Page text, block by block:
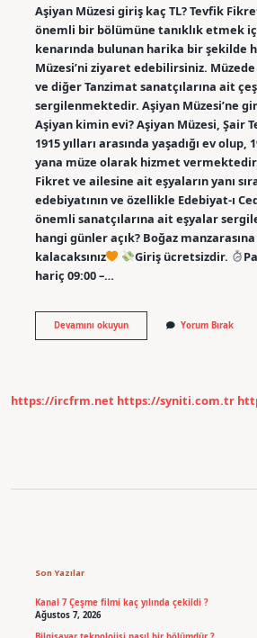
Aşiyan Müzesi giriş kaç TL? Tevfik
önemli bir bölümüne tanıklık etmek
kenarında bulunan harika bir şekilde
Müzesi’ni ziyaret edebilirsiniz.
ve diğer Tanzimat sanatçılarına ait
sergilenmektedir. Aşiyan Müzesi’ne
Aşiyan kimin evi? Aşiyan Müzesi, Şair
1915 yılları arasında yaşadığı ev olup,
yana müze olarak hizmet
Fikret ve ailesine ait eşyaların yanı
edebiyatının ve özellikle Edebiyat-ı
önemli sanatçılarına ait eşyalar
hangi günler açık? Boğaz
kalacaksınız
Giriş ücretsizdir.
hariç 09:00 –…
Devamını okuyunAşiyan
Ücretli
Yorum Bırak
https://ircfrm.net https://syniti.com.tr
Son Yazılar
Kanal 7 Çeşme filmi kaç yılında çekildi ?
Ağustos 7, 2026